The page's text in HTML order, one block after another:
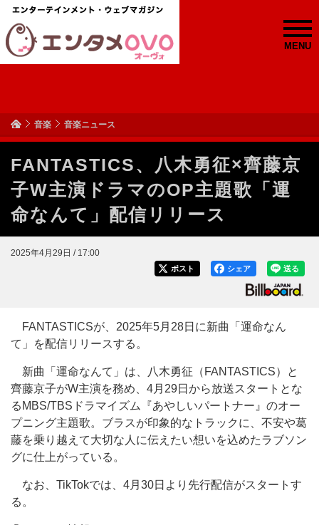
MENU
音楽 音楽ニュース
FANTASTICS、八木勇征×齊藤京
子W主演ドラマのOP主題歌「運
命なんて」配信リリース
2025年4月29日 / 17:00
送る
シェア
ポスト
FANTASTICSが、2025年5月28日に新曲「運命なん
て」を配信リリースする。
新曲「運命なんて」は、八木勇征（FANTASTICS）と
齊藤京子がW主演を務め、4月29日から放送スタートとな
るMBS/TBSドラマイズム『あやしいパートナー』のオー
プニング主題歌。ブラスが印象的なトラックに、不安や葛
藤を乗り越えて大切な人に伝えたい想いを込めたラブソン
グに仕上がっている。
なお、TikTokでは、4月30日より先行配信がスタートす
る。